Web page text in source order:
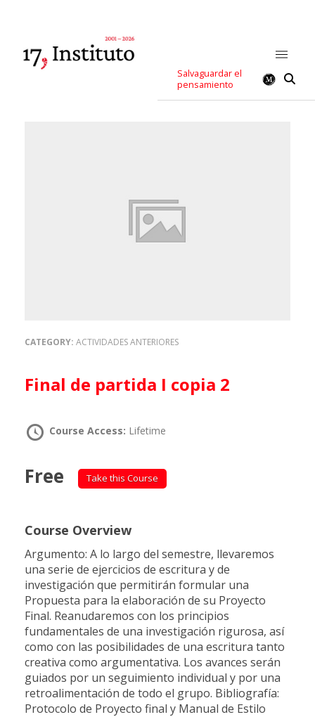
Salvaguardar el
pensamiento
CATEGORY: ACTIVIDADES ANTERIORES
Final de partida I copia 2
Course Access: Lifetime
Free Take this Course
Course Overview
Argumento: A lo largo del semestre, llevaremos
una serie de ejercicios de escritura y de
investigación que permitirán formular una
Propuesta para la elaboración de su Proyecto
Final. Reanudaremos con los principios
fundamentales de una investigación rigurosa, así
como con las posibilidades de una escritura tanto
creativa como argumentativa. Los avances serán
guiados por un seguimiento individual y por una
retroalimentación de todo el grupo. Bibliografía:
Protocolo de Proyecto final y Manual de Estilo